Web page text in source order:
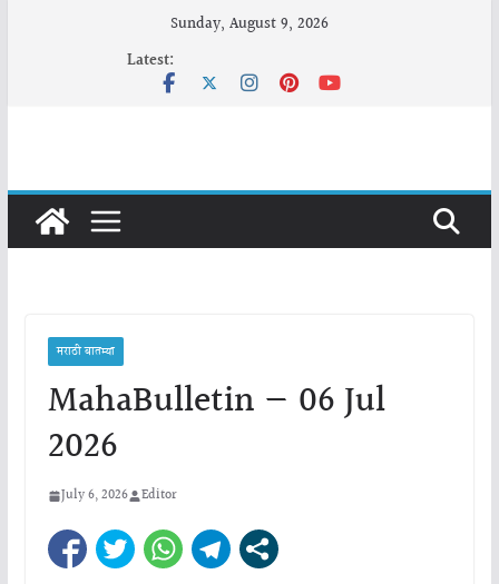
Sunday, August 9, 2026
Latest:
मराठी बातम्या
MahaBulletin — 06 Jul
2026
July 6, 2026 Editor